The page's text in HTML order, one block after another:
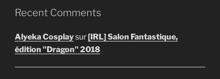
Recent Comments
Alyeka Cosplaysur[IRL] Salon Fantastique,
édition "Dragon" 2018